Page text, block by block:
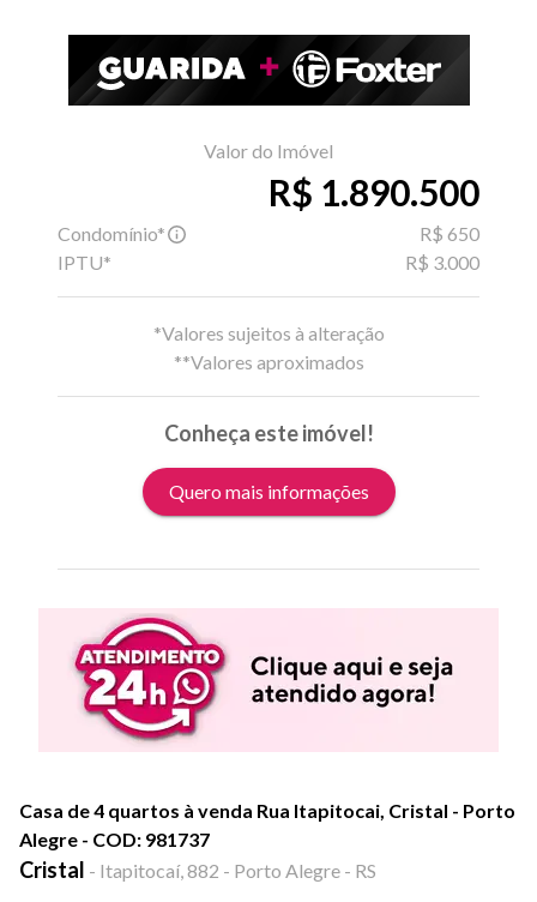
Valor do Imóvel
R$ 1.890.500
Condomínio*
R$ 650
IPTU*
R$ 3.000
*Valores sujeitos à alteração
**Valores aproximados
Conheça este imóvel!
Quero mais informações
Casa de 4 quartos à venda Rua Itapitocai, Cristal - Porto
Alegre - COD: 981737
Cristal - Itapitocaí, 882 - Porto Alegre - RS